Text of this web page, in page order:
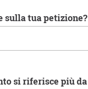
sulla tua petizione?